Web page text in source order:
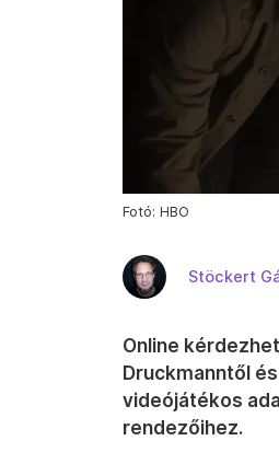
Fotó: HBO
Stöckert
Online
Druckmanntől
videójátékos
rendezőihez.